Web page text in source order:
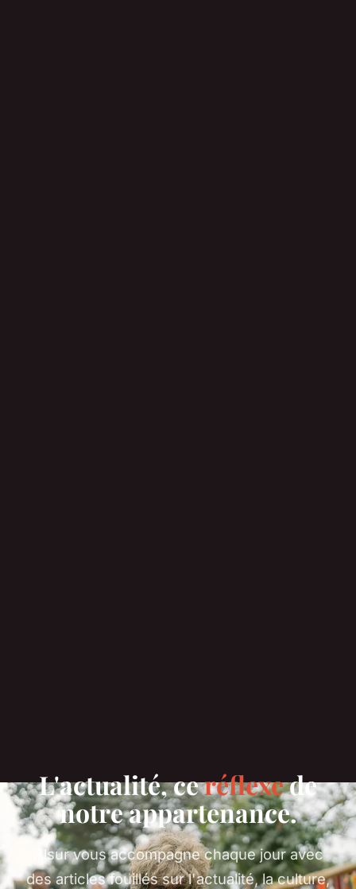
L'actualité, ceréflexede
notre appartenance.
Alsur vous accompagne chaque jour avec
des articles fouillés sur l'actualité, la culture,